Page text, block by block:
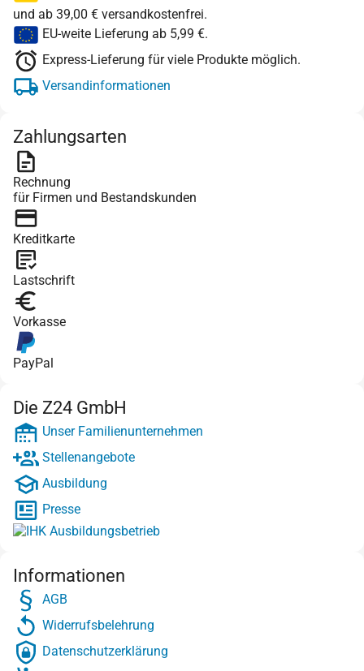
und ab 39,00 € versandkostenfrei.
EU-weite Lieferung ab 5,99 €.
Express-Lieferung für viele Produkte möglich.
Versandinformationen
Zahlungsarten
Rechnung
für Firmen und Bestandskunden
Kreditkarte
Lastschrift
Vorkasse
PayPal
Die Z24 GmbH
Unser Familienunternehmen
Stellenangebote
Ausbildung
Presse
Informationen
AGB
Widerrufsbelehrung
Datenschutzerklärung